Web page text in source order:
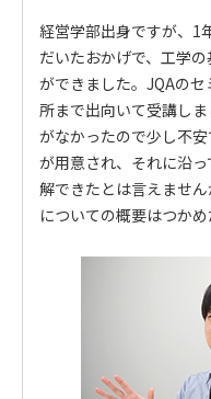
経営学部出身ですが、1
だいたおかげで、工学
ができました。JQAの
所まで出向いて受講し
がなかったので少し不
が用意され、それに沿
解できたとは言えませ
についての概要はつかめ